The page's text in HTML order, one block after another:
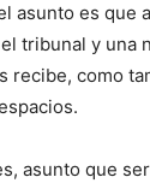
asunto es que
tribunal y una
recibe, como
asunto que